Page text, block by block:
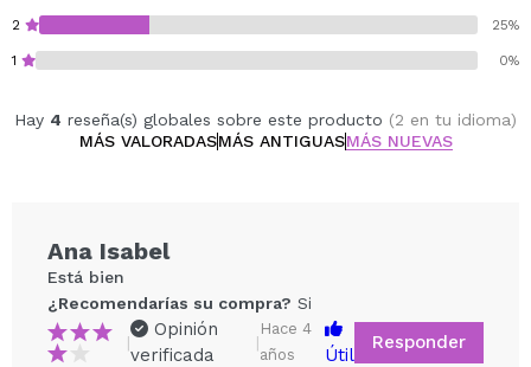
2 25%
1 0%
Hay 4 reseña(s) globales sobre este producto (2 en tu idioma)
MÁS VALORADASMÁS ANTIGUASMÁS NUEVAS
Ana Isabel
Está bien
¿Recomendarías su compra? Si
|
Opinión
verificada
|
Hace 4
años
Útil
Responder